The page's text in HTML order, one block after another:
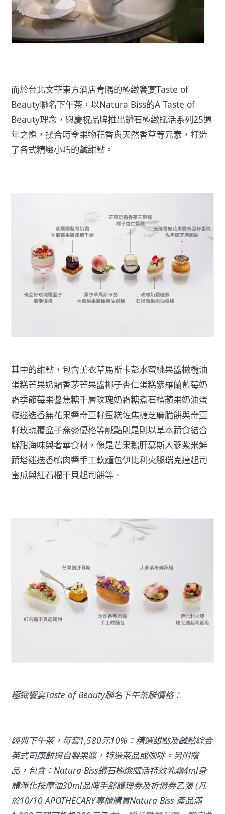
而於台北文華東方酒店青隅的極緻饗宴Taste of
Beauty聯名下午茶，以Natura Biss的A Taste of
Beauty理念，與慶祝品牌推出鑽石極緻賦活系列25週
年之際，揉合時令果物花香與天然香草等元素，打造
了各式精緻小巧的鹹甜點。
其中的甜點，包含薰衣草馬斯卡彭水蜜桃果醬橄欖油
蛋糕芒果奶霜香茅芒果醬椰子杏仁蛋糕紫羅蘭藍莓奶
霜季節莓果醬焦糖千層玫瑰奶霜糖煮石榴蘋果奶油蛋
糕迷迭香無花果醬奇亞籽蛋糕佐焦糖芝麻脆餅與奇亞
籽玫瑰覆盆子燕麥優格等鹹點則是則以草本蔬食結合
鮮甜海味與奢華食材，像是芒果鵝肝慕斯人蔘紫米鮮
蔬塔迷迭香鴨肉醬手工軟麵包伊比利火腿瑞克達起司
蜜瓜與紅石榴干貝起司餅等。
極緻饗宴Taste of Beauty聯名下午茶聯價格：
經典下午茶，每套1,580元10%：精選甜點及鹹點綜合
英式司康餅與自製果醬，特選茶品或咖啡。另附贈
品，包含：Natura Biss鑽石極緻賦活特效乳霜4ml身
體淨化按摩油30ml品牌手部護理劵及折價劵乙張 (凡
於10/10 APOTHECARY專櫃購買Natura Biss 產品滿